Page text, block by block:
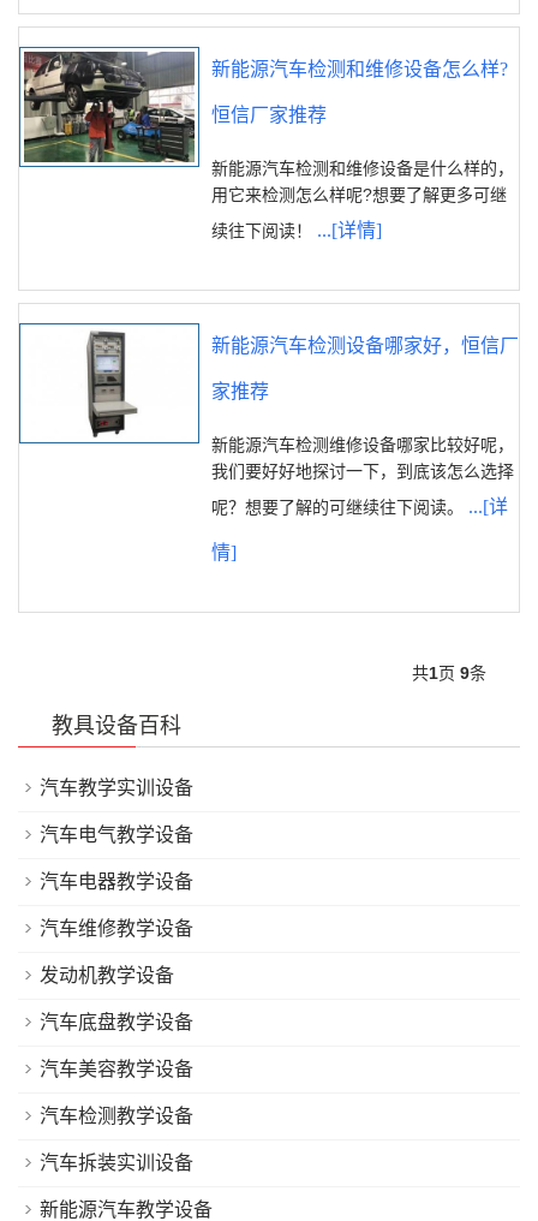
新能源汽车检测和维修设备怎么样?
恒信厂家推荐
新能源汽车检测和维修设备是什么样的，
用它来检测怎么样呢?想要了解更多可继
续往下阅读！ ...[详情]
新能源汽车检测设备哪家好，恒信厂
家推荐
新能源汽车检测维修设备哪家比较好呢，
我们要好好地探讨一下，到底该怎么选择
呢？想要了解的可继续往下阅读。 ...[详
情]
共1页 9条
教具设备百科
汽车教学实训设备
汽车电气教学设备
汽车电器教学设备
汽车维修教学设备
发动机教学设备
汽车底盘教学设备
汽车美容教学设备
汽车检测教学设备
汽车拆装实训设备
新能源汽车教学设备